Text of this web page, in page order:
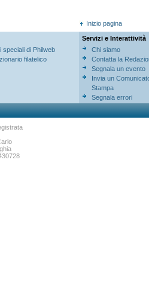
Inizio pagina
speciali di Philweb
filatelico
Servizi e Interattività
Chi siamo
Contatta la
Segnala un evento
Invia un
Stampa
Segnala errori